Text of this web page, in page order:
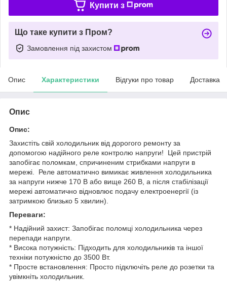
Купити з
Що таке купити з Пром?
Замовлення під захистом
Опис Характеристики Відгуки про товар Доставка
Опис
Опис:
Захистіть свій холодильник від дорогого ремонту за
допомогою надійного реле контролю напруги! Цей пристрій
запобігає поломкам, спричиненим стрибками напруги в
мережі. Реле автоматично вимикає живлення холодильника
за напруги нижче 170 В або вище 260 В, а після стабілізації
мережі автоматично відновлює подачу електроенергії (із
затримкою близько 5 хвилин).
Переваги:
* Надійний захист: Запобігає поломці холодильника через
перепади напруги.
* Висока потужність: Підходить для холодильників та іншої
техніки потужністю до 3500 Вт.
* Просте встановлення: Просто підключіть реле до розетки та
увімкніть холодильник.